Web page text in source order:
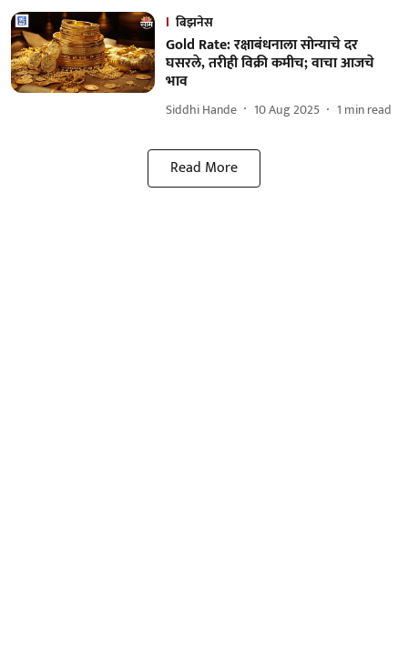
बिझनेस
Gold Rate: रक्षाबंधनाला सोन्याचे दर
घसरले, तरीही विक्री कमीच; वाचा आजचे
भाव
Siddhi Hande 10 Aug 2025 1 min read
Read More